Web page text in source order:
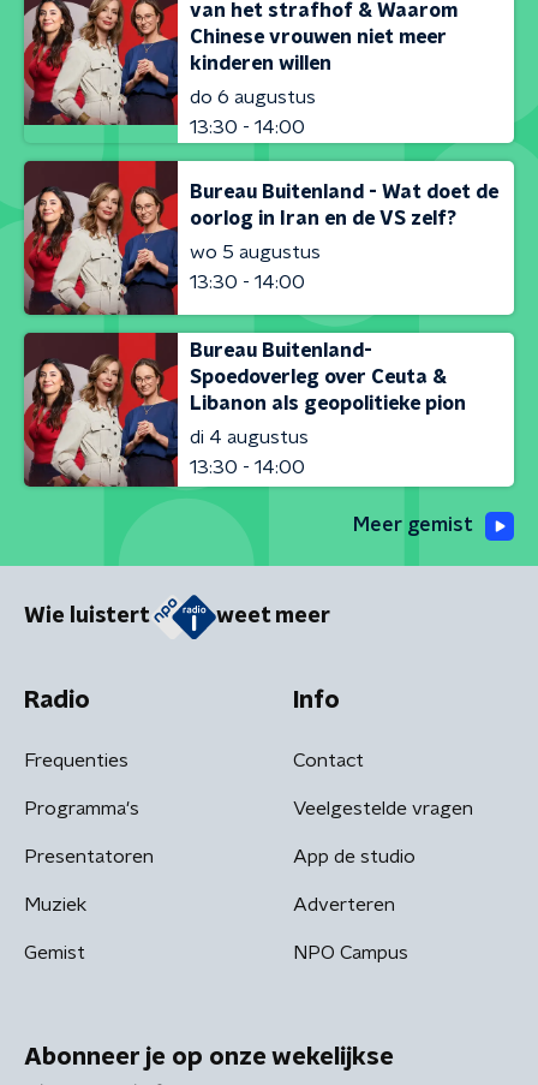
van het strafhof & Waarom
Chinese vrouwen niet meer
kinderen willen
do 6 augustus
13:30 - 14:00
Bureau Buitenland - Wat doet de
oorlog in Iran en de VS zelf?
wo 5 augustus
13:30 - 14:00
Bureau Buitenland-
Spoedoverleg over Ceuta &
Libanon als geopolitieke pion
di 4 augustus
13:30 - 14:00
Meer gemist
Wie luistert weet meer
Radio
Frequenties
Programma's
Presentatoren
Muziek
Gemist
Info
Contact
Veelgestelde vragen
App de studio
Adverteren
NPO Campus
Abonneer je op onze wekelijkse